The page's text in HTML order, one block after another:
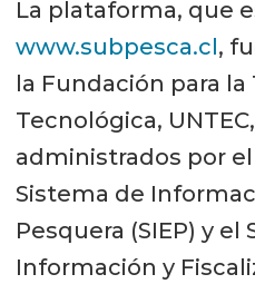
La plataforma, que
www.subpesca.cl,
la Fundación para
Tecnológica,
administrados por
Sistema de
Pesquera (SIEP) y el
Información y